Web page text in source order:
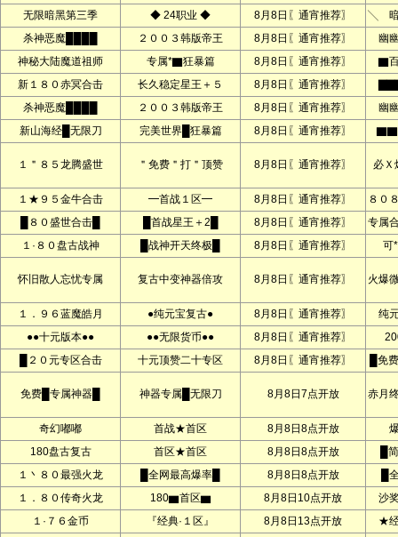
无限暗黑第三季
◆ 24职业 ◆ 8月8日〖通宵推荐〗
╲ 暗
杀神恶魔████
２００３韩版帝王 8月8日〖通宵推荐〗
幽
神秘大陆魔道祖师
专属*▇狂暴篇 8月8日〖通宵推荐〗
▇
新１８０赤冥合击
长久稳定星王＋５ 8月8日〖通宵推荐〗
杀神恶魔████
２００３韩版帝王 8月8日〖通宵推荐〗
幽
新山海经█无限刀
完美世界█狂暴篇 8月8日〖通宵推荐〗
１＂８５龙腾盛世 ＂免费＂打＂顶赞 8月8日〖通宵推荐〗 必Ｘ
１★９５金牛合击 ━首战１区━ 8月8日〖通宵推荐〗
８０
█８０盛世合击█
█首战星王＋2█ 8月8日〖通宵推荐〗
专属
１·８０盘古战神
█战神开天终极█ 8月8日〖通宵推荐〗 可
怀旧散人忘忧专属 复古中变神器倍攻 8月8日〖通宵推荐〗 火爆
１．９６蓝魔皓月 ●纯元宝复古● 8月8日〖通宵推荐〗
纯
●●十元版本●●
●●无限货币●● 8月8日〖通宵推荐〗
█２０元专区合击
十元顶赞二十专区 8月8日〖通宵推荐〗 █免
免费█专属神器█ 神器专属█无限刀 8月8日7点开放 赤月
奇幻嘟嘟 首战★首区 8月8日8点开放
180盘古复古
首区★首区 8月8日8点开放
█
１丶８０最强火龙
█全网最高爆率█ 8月8日8点开放
█
１．８０传奇火龙
180▆首区▆ 8月8日10点开放
沙
１·７６金币
『经典·１区』 8月8日13点开放
★